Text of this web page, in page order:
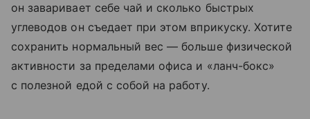
он заваривает себе чай и сколько быстрых
углеводов он съедает при этом вприкуску. Хотите
сохранить нормальный вес — больше физической
активности за пределами офиса и «ланч-бокс»
с полезной едой с собой на работу.